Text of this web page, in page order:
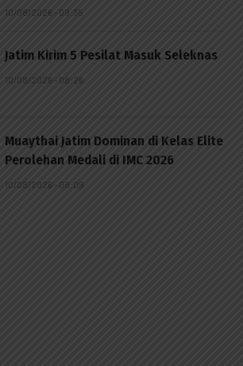
10/08/2026 - 09:35
Jatim Kirim 5 Pesilat Masuk Seleknas
10/08/2026 - 08:26
Muaythai Jatim Dominan di Kelas Elite
Perolehan Medali di IMC 2026
10/08/2026 - 08:09